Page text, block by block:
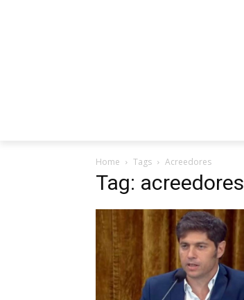
Home Tags Acreedores
Tag: acreedores